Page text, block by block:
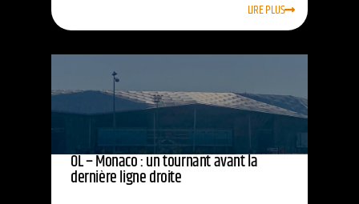
LIRE PLUS
OL – Monaco : un tournant avant la
dernière ligne droite